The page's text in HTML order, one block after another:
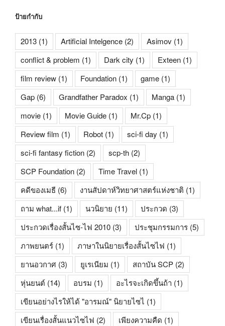
ป้ายกำกับ
2013 (1) Artificial Intelgence (2) Asimov (1)
conflict & problem (1) Dark city (1) Exteen (1)
film review (1) Foundation (1) game (1)
Gap (6) Grandfather Paradox (1) Manga (1)
movie (1) Movie Guide (1) Mr.Cp (1)
Review film (1) Robot (1) sci-fi day (1)
sci-fi fantasy fiction (2) scp-th (2)
SCP Foundation (2) Time Travel (1)
คดีของเมธี (6) งานสัปดาห์วิทยาศาสตร์แห่งชาติ (1)
ถาม what...if (1) นวนิยาย (11) ประกวด (3)
ประกวดเรื่องสั้นไซ-ไฟ 2010 (3) ประชุมกรรมการ (5)
ภาพยนตร์ (1) ภาษาในนิยายเรื่องสั้นไซไฟ (1)
ยานอวกาศ (3) ยูเรเนียม (1) สถาบัน SCP (2)
หุ่นยนต์ (14) อบรม (1) อะไรจะเกิดขึ้นถ้า (1)
เขียนอย่างไรให้ได้ "อารมณ์" นิยายไซไ (1)
เขียนเรื่องสั้นแนวไซไฟ (2) เพียงความคืด (1)